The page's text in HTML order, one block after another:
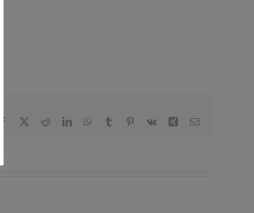
Facebook RedditLinkedInWhatsApp
Tumblr Pinterest
Vk Xing Correo